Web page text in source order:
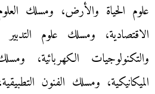
علوم الحياة والأرض، ومسلك
الاقتصادية، ومسلك علوم التدبير
والتكنولوجيات الكهربائية،
الميكانيكية، ومسلك الفنون